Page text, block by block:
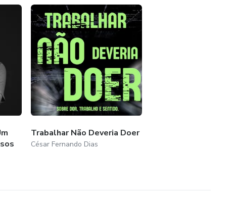
Trabalhar Não Deveria Doer
César Fernando Dias